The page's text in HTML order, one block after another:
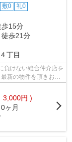
敷0 礼0
歩15分
徒歩21分
４丁目
負けない総合仲介店を
新の物件を頂きお客
3,000円 )
0ヶ月